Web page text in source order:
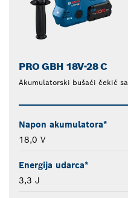
PRO GBH 18V-28 C
Akumulatorski bušaći čekić
Napon akumulatora*
18,0 V
Energija udarca*
3,3 J